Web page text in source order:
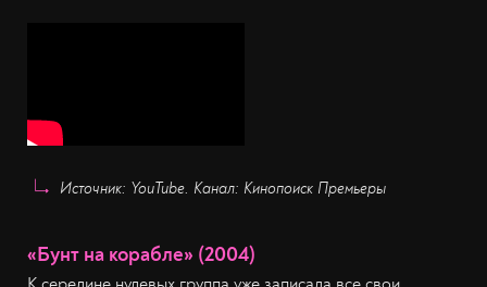
Источник: YouTube. Канал: Кинопоиск Премьеры
«Бунт на корабле» (2004)